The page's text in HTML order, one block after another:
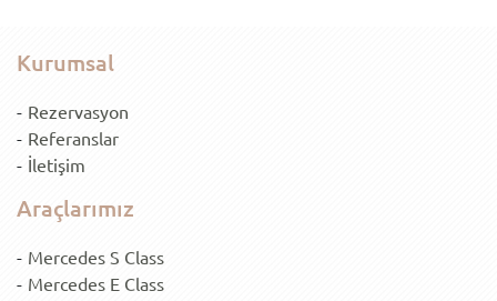
Kurumsal
Rezervasyon
Referanslar
İletişim
Araçlarımız
Mercedes S Class
Mercedes E Class